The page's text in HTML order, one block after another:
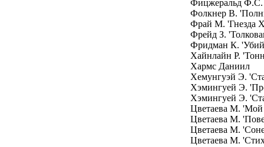
Фицжеральд
Фолкнер В.
Фрай М. 'Гнезда
Фрейд З.
Фридман К.
Хайнлайн Р.
Хармс Даниил
Хемунгуэй Э.
Хэмингуей Э.
Хэмингуей Э.
Цветаева М.
Цветаева М.
Цветаева М.
Цветаева М.